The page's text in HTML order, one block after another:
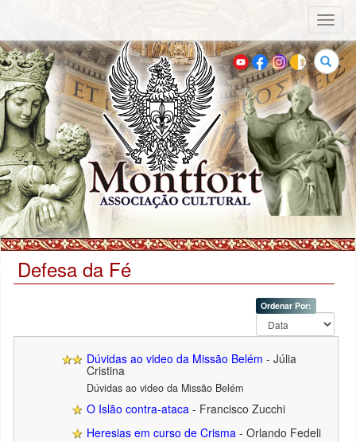
Buscar
Defesa da Fé
Ordenar Por:
Dúvidas ao video da Missão Belém - Júlia
Cristina
Dúvidas ao video da Missão Belém
O Islão contra-ataca - Francisco Zucchi
Heresias em curso de Crisma - Orlando Fedeli